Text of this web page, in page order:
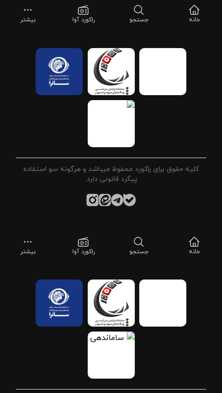
خانه جستجو راکورد آوا بیشتر
کلیه حقوق برای راکورد محفوظ میباشد و هرگونه سو استفاده
پیگرد قانونی دارد.
خانه جستجو راکورد آوا بیشتر